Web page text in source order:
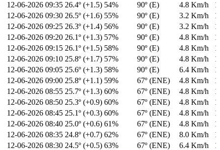
12-06-2026 09:35 26.4º (+1.5) 54% 90º (E) 4.8 Km/h
12-06-2026 09:30 26.5º (+1.6) 55% 90º (E) 3.2 Km/h
12-06-2026 09:25 26.3º (+1.4) 56% 90º (E) 3.2 Km/h
12-06-2026 09:20 26.1º (+1.3) 57% 90º (E) 4.8 Km/h
12-06-2026 09:15 26.1º (+1.5) 58% 90º (E) 4.8 Km/h
12-06-2026 09:10 25.8º (+1.7) 57% 90º (E) 4.8 Km/h
12-06-2026 09:05 25.6º (+1.3) 58% 90º (E) 6.4 Km/h
12-06-2026 09:00 25.8º (+1.1) 59% 67º (ENE) 4.8 Km/h
12-06-2026 08:55 25.7º (+1.3) 60% 67º (ENE) 4.8 Km/h
12-06-2026 08:50 25.3º (+0.9) 60% 67º (ENE) 4.8 Km/h
12-06-2026 08:45 25.1º (+0.3) 60% 67º (ENE) 4.8 Km/h
12-06-2026 08:40 25.0º (+0.6) 61% 67º (ENE) 4.8 Km/h
12-06-2026 08:35 24.8º (+0.7) 62% 67º (ENE) 8.0 Km/h
12-06-2026 08:30 24.5º (+0.5) 63% 67º (ENE) 6.4 Km/h